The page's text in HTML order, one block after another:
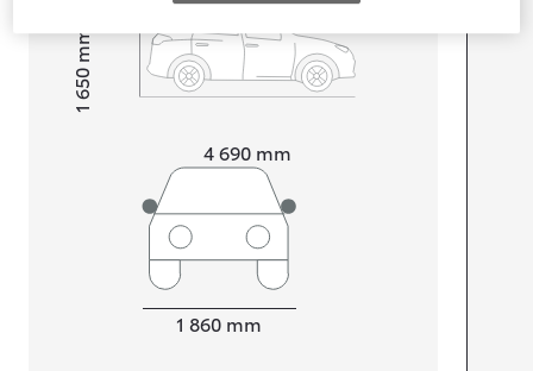
Pituus
4 690 mm
Korkeus1 650
mm
Leveys
1 860 mm